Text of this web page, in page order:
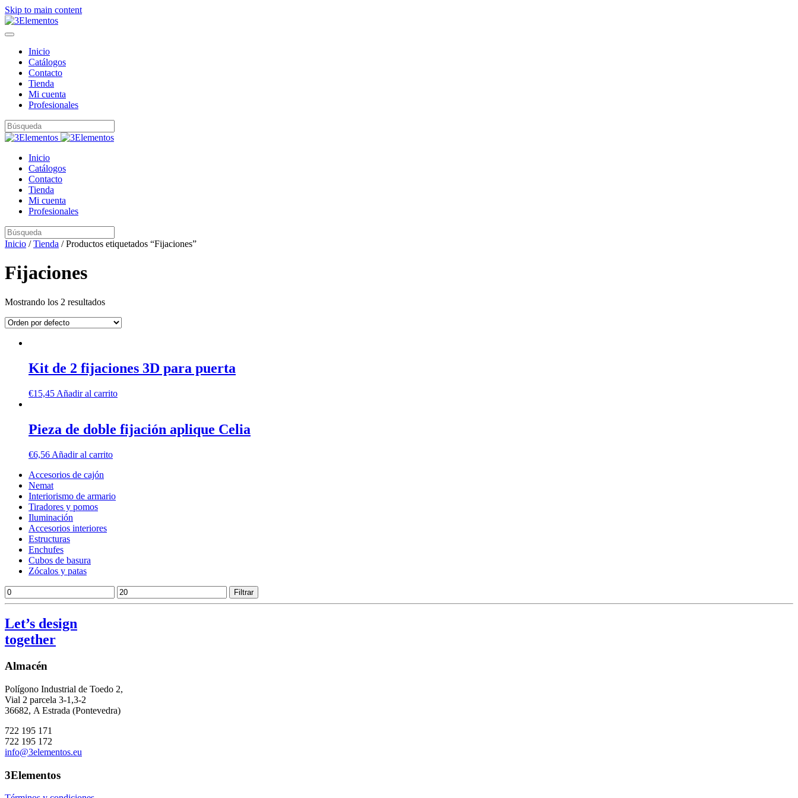
Skip to main content
Inicio
Catálogos
Contacto
Tienda
Mi cuenta
Profesionales
Inicio
Catálogos
Contacto
Tienda
Mi cuenta
Profesionales
Inicio /Tienda / Productos etiquetados “Fijaciones”
Fijaciones
Mostrando los 2 resultados
Kit de 2 fijaciones 3D para puerta
€15,45 Añadir al carrito
Pieza de doble fijación aplique Celia
€6,56 Añadir al carrito
Accesorios de cajón
Nemat
Interiorismo de armario
Tiradores y pomos
Iluminación
Accesorios interiores
Estructuras
Enchufes
Cubos de basura
Zócalos y patas
Precio
mínimo
Precio
máximo
Filtrar
Let’s design
together
Almacén
Polígono Industrial de Toedo 2,
Vial 2 parcela 3-1,3-2
36682, A Estrada (Pontevedra)
722 195 171
722 195 172
info@3elementos.eu
3Elementos